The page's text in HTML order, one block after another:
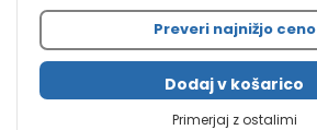
Preveri najnižjo ceno
Dodaj v košarico
Primerjaj z ostalimi